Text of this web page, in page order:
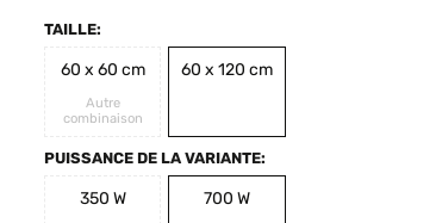
TAILLE:
60 x 60 cm
Autre
combinaison
60 x 120 cm
PUISSANCE DE LA VARIANTE:
350 W 700 W